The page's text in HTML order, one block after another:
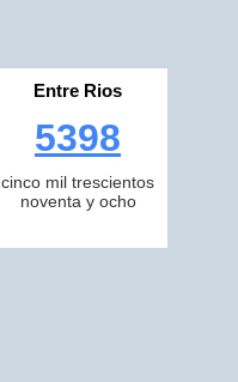
Entre Rios
5398
cinco mil trescientos
noventa y ocho